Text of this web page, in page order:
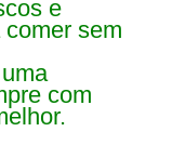
e
sem
com